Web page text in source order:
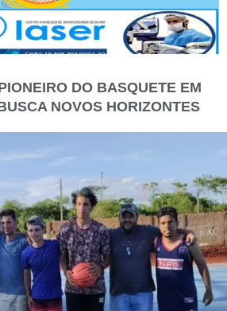
DO BASQUETE EM
NOVOS HORIZONTES